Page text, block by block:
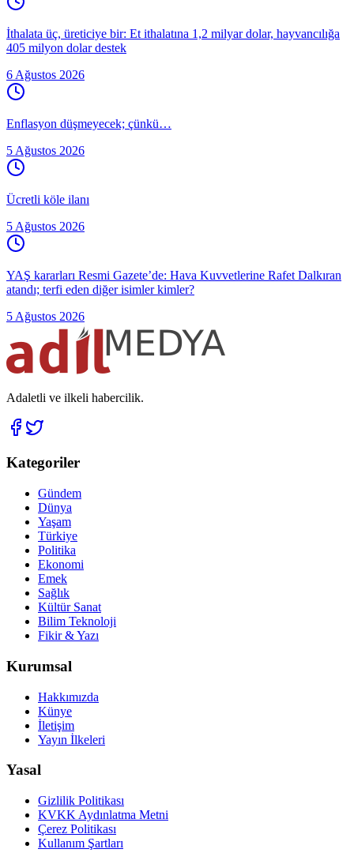
İthalata üç, üreticiye bir: Et ithalatına 1,2 milyar dolar, hayvancılığa
405 milyon dolar destek
6 Ağustos 2026
Enflasyon düşmeyecek; çünkü…
5 Ağustos 2026
Ücretli köle ilanı
5 Ağustos 2026
YAŞ kararları Resmi Gazete’de: Hava Kuvvetlerine Rafet Dalkıran
atandı; terfi eden diğer isimler kimler?
5 Ağustos 2026
Adaletli ve ilkeli habercilik.
Kategoriler
Gündem
Dünya
Yaşam
Türkiye
Politika
Ekonomi
Emek
Sağlık
Kültür Sanat
Bilim Teknoloji
Fikir & Yazı
Kurumsal
Hakkımızda
Künye
İletişim
Yayın İlkeleri
Yasal
Gizlilik Politikası
KVKK Aydınlatma Metni
Çerez Politikası
Kullanım Şartları